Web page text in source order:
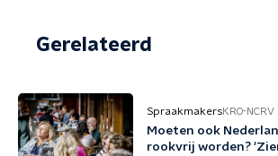
Gerelateerd
SpraakmakersKRO-NCRV
Moeten ook
rookvrij worden?